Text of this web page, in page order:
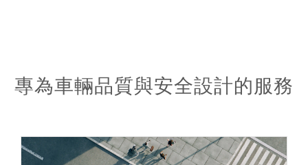
專為車輛品質與安全設計的服務